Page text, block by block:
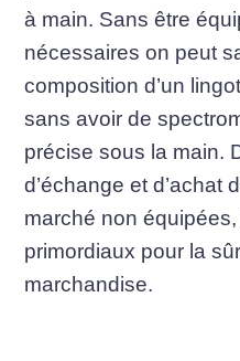
à main. Sans être
nécessaires on peut
composition d’un
sans avoir de
précise sous la main.
d’échange et d’achat
marché non
primordiaux pour la
marchandise.